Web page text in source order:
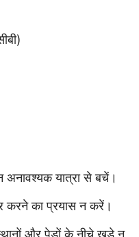
अनावश्यक यात्रा से बचें।
करने का प्रयास न करें।